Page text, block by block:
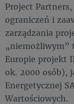
Project
ograniczeń i
zarządzania
„niemożliwym”
Europie projekt
ok. 2000 osób),
Energetycznej
Wartościowych.